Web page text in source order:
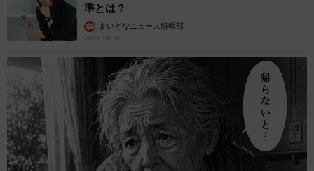
◇ ◇
ることを誰かにカミングアウトすることは、大きな葛藤を
生じさせます。何が正解で何が不正解かという基準はな
く、自身でそのメリットやデメリットを天秤にかけて判断
するしかありません。そんな時この状況を「冷静で客観的
な視点で考えてみる」ことが必要かもしれません。
準とは？
まいどなニュース情報部
2026.08.08